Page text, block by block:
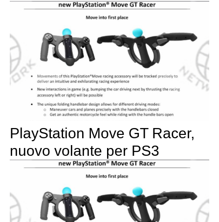
PlayStation Move GT Racer,
nuovo volante per PS3